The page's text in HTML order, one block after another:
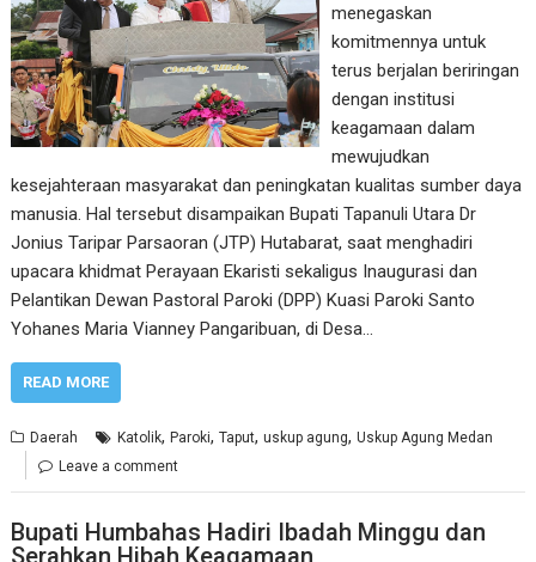
menegaskan
komitmennya untuk
terus berjalan beriringan
dengan institusi
keagamaan dalam
mewujudkan
kesejahteraan masyarakat dan peningkatan kualitas sumber daya
manusia. Hal tersebut disampaikan Bupati Tapanuli Utara Dr
Jonius Taripar Parsaoran (JTP) Hutabarat, saat menghadiri
upacara khidmat Perayaan Ekaristi sekaligus Inaugurasi dan
Pelantikan Dewan Pastoral Paroki (DPP) Kuasi Paroki Santo
Yohanes Maria Vianney Pangaribuan, di Desa…
READ MORE
Daerah Katolik,Paroki,Taput,uskup agung,Uskup Agung Medan
Leave a comment
Bupati Humbahas Hadiri Ibadah Minggu dan
Serahkan Hibah Keagamaan